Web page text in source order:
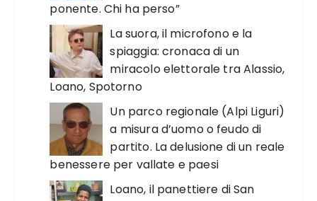
ponente. Chi ha perso”
La suora, il microfono e la
spiaggia: cronaca di un
miracolo elettorale tra Alassio,
Loano, Spotorno
Un parco regionale (Alpi Liguri)
a misura d’uomo o feudo di
partito. La delusione di un reale
benessere per vallate e paesi
Loano, il panettiere di San